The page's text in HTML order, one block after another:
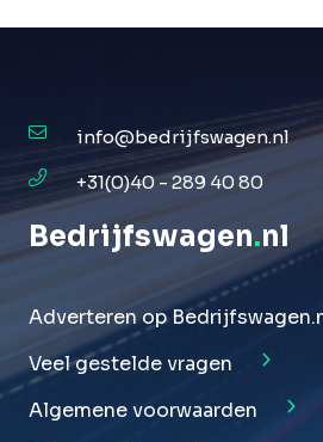
info@bedrijfswagen.nl
+31(0)40 - 289 40 80
Bedrijfswagen.nl
Adverteren op
Veel gestelde vragen
Algemene voorwaarden